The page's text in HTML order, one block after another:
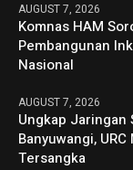
AUGUST 7, 2026
Komnas HAM
Pembangunan
Nasional
AUGUST 7, 2026
Ungkap Jaringan
Banyuwangi,
Tersangka